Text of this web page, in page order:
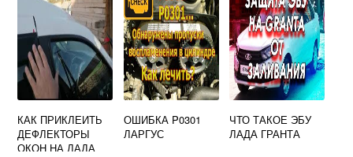
КАК ПРИКЛЕИТЬ
ДЕФЛЕКТОРЫ
ОКОН НА ЛАДА
ОШИБКА P0301
ЛАРГУС
ЧТО ТАКОЕ ЭБУ
ЛАДА ГРАНТА